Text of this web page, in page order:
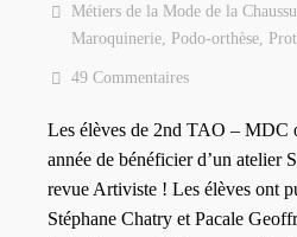
Métiers de la Mode de la
Maroquinerie Podo-orthèse
49 Commentaires
Les élèves de 2nd TAO – MDC
année de bénéficier d’un atelier
revue Artiviste ! Les élèves ont
Stéphane Chatry et Pacale